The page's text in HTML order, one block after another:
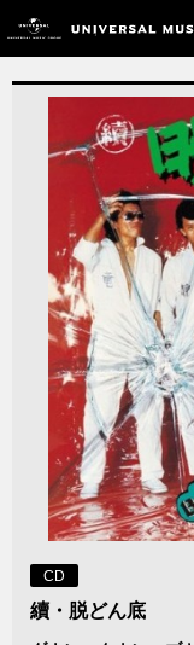
CD
續・脱どん底